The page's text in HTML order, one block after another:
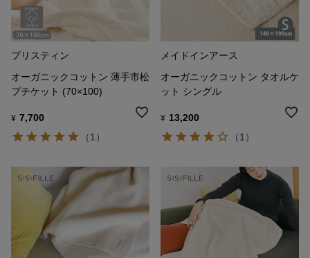
プリスティン
オーガニックコットン 薄手市松
プチケット (70×100)
¥ 7,700
（1）
メイドインアース
オーガニックコットン タオルケ
ット シングル
¥ 13,200
（1）